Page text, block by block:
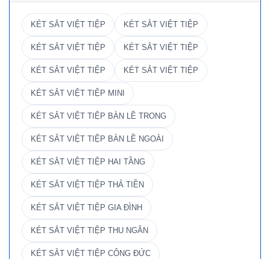
KÉT SẮT VIỆT TIỆP KÉT SẮT VIỆT TIỆP
KÉT SẮT VIỆT TIỆP KÉT SẮT VIỆT TIỆP
KÉT SẮT VIỆT TIỆP KÉT SẮT VIỆT TIỆP
KÉT SẮT VIỆT TIỆP MINI
KÉT SẮT VIỆT TIỆP BÀN LỀ TRONG
KÉT SẮT VIỆT TIỆP BÀN LỀ NGOÀI
KÉT SẮT VIỆT TIỆP HAI TẦNG
KÉT SẮT VIỆT TIỆP THẢ TIỀN
KÉT SẮT VIỆT TIỆP GIA ĐÌNH
KÉT SẮT VIỆT TIỆP THU NGÂN
KÉT SẮT VIỆT TIỆP CÔNG ĐỨC